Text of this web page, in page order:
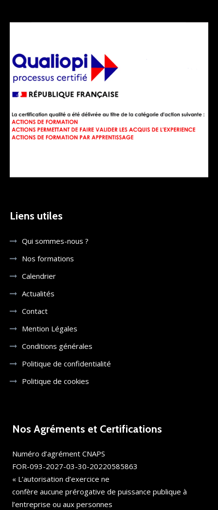
Liens utiles
Qui sommes-nous ?
Nos formations
Calendrier
Actualités
Contact
Mention Légales
Conditions générales
Politique de confidentialité
Politique de cookies
Nos Agréments et Certifications
Numéro d’agrément CNAPS
FOR-093-2027-03-30-20220585863
« L’autorisation d’exercice ne
confère aucune prérogative de puissance publique à
l’entreprise ou aux personnes